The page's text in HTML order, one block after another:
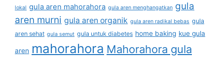
lokal gula aren mahorahora gula aren menghangatkan gula
aren murni gula aren organik gula aren radikal bebas gula
aren sehat gula semut gula untuk diabetes home baking kue gula
aren mahorahora Mahorahora gula